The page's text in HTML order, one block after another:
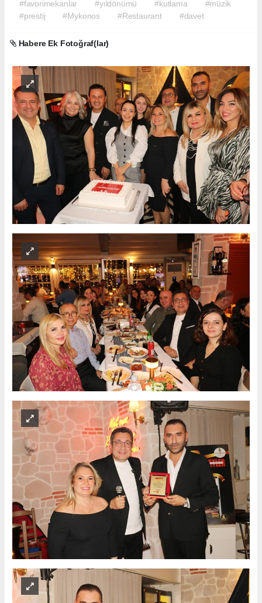
edilmesi oldu.
Mykonos Restaurant’ın işletmecisi Özgür Özdoğan’ın ev
Favori Lezzetler Dergisi, 6 yıldır özgün tarifler, restoran
keşifleri, yerel üretici hikayeleri ve güncel lezzet trendleriyle
Türkiye’nin gastronomi kültürüne ışık tutmaya devam ediyor.
İSTANBUL HABERİ
Anadolu Ajansı (AA), İhlas Haber Ajansı (İHA), Demirören
Haber Ajansı (DHA) ve diğer ajanslar tarafından eklenen
tüm haberler, sitemizin editörlerinin müdahalesi olmadan
ajans kanallarından çekilmektedir. Bu haberlerde yer alan
hukuki muhataplar haberi geçen ajanslar olup sitemizin hiç
bir editörü sorumlu tutulamaz...
#Türkiye #gastronomi
#Favorilezzetler
#favorimekanlar
#yıldönümü #kutlama
#müzik
#prestij
#Mykonos #Restaurant #davet
Habere Ek Fotoğraf(lar)